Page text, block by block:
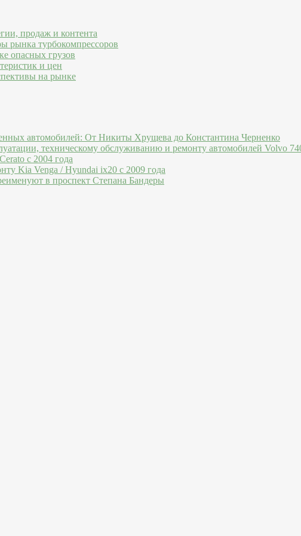
продаж и контента
рынка турбокомпрессоров
опасных грузов
и цен
на рынке
автомобилей: От Никиты Хрущева до Константина Черненко
техническому обслуживанию и ремонту автомобилей Volvo
c 2004 года
Kia Venga / Hyundai ix20 c 2009 года
в проспект Степана Бандеры